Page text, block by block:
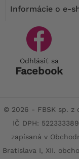
Informácie o e-
Odhlásiť sa
Facebook
© 2026 - FBSK sp. z
IČ DPH:
zapísaná v
Bratislava I, XII.